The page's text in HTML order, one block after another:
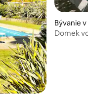
Bývanie
Domek